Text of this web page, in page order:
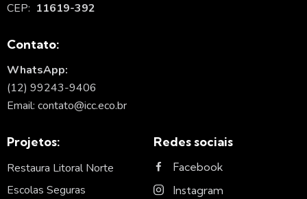
CEP: 11619-392
Contato:
WhatsApp:
(12) 99243-9406
Email: contato@icc.eco.br
Projetos:
Restaura Litoral Norte
Escolas Seguras
Redes sociais
Facebook
Instagram